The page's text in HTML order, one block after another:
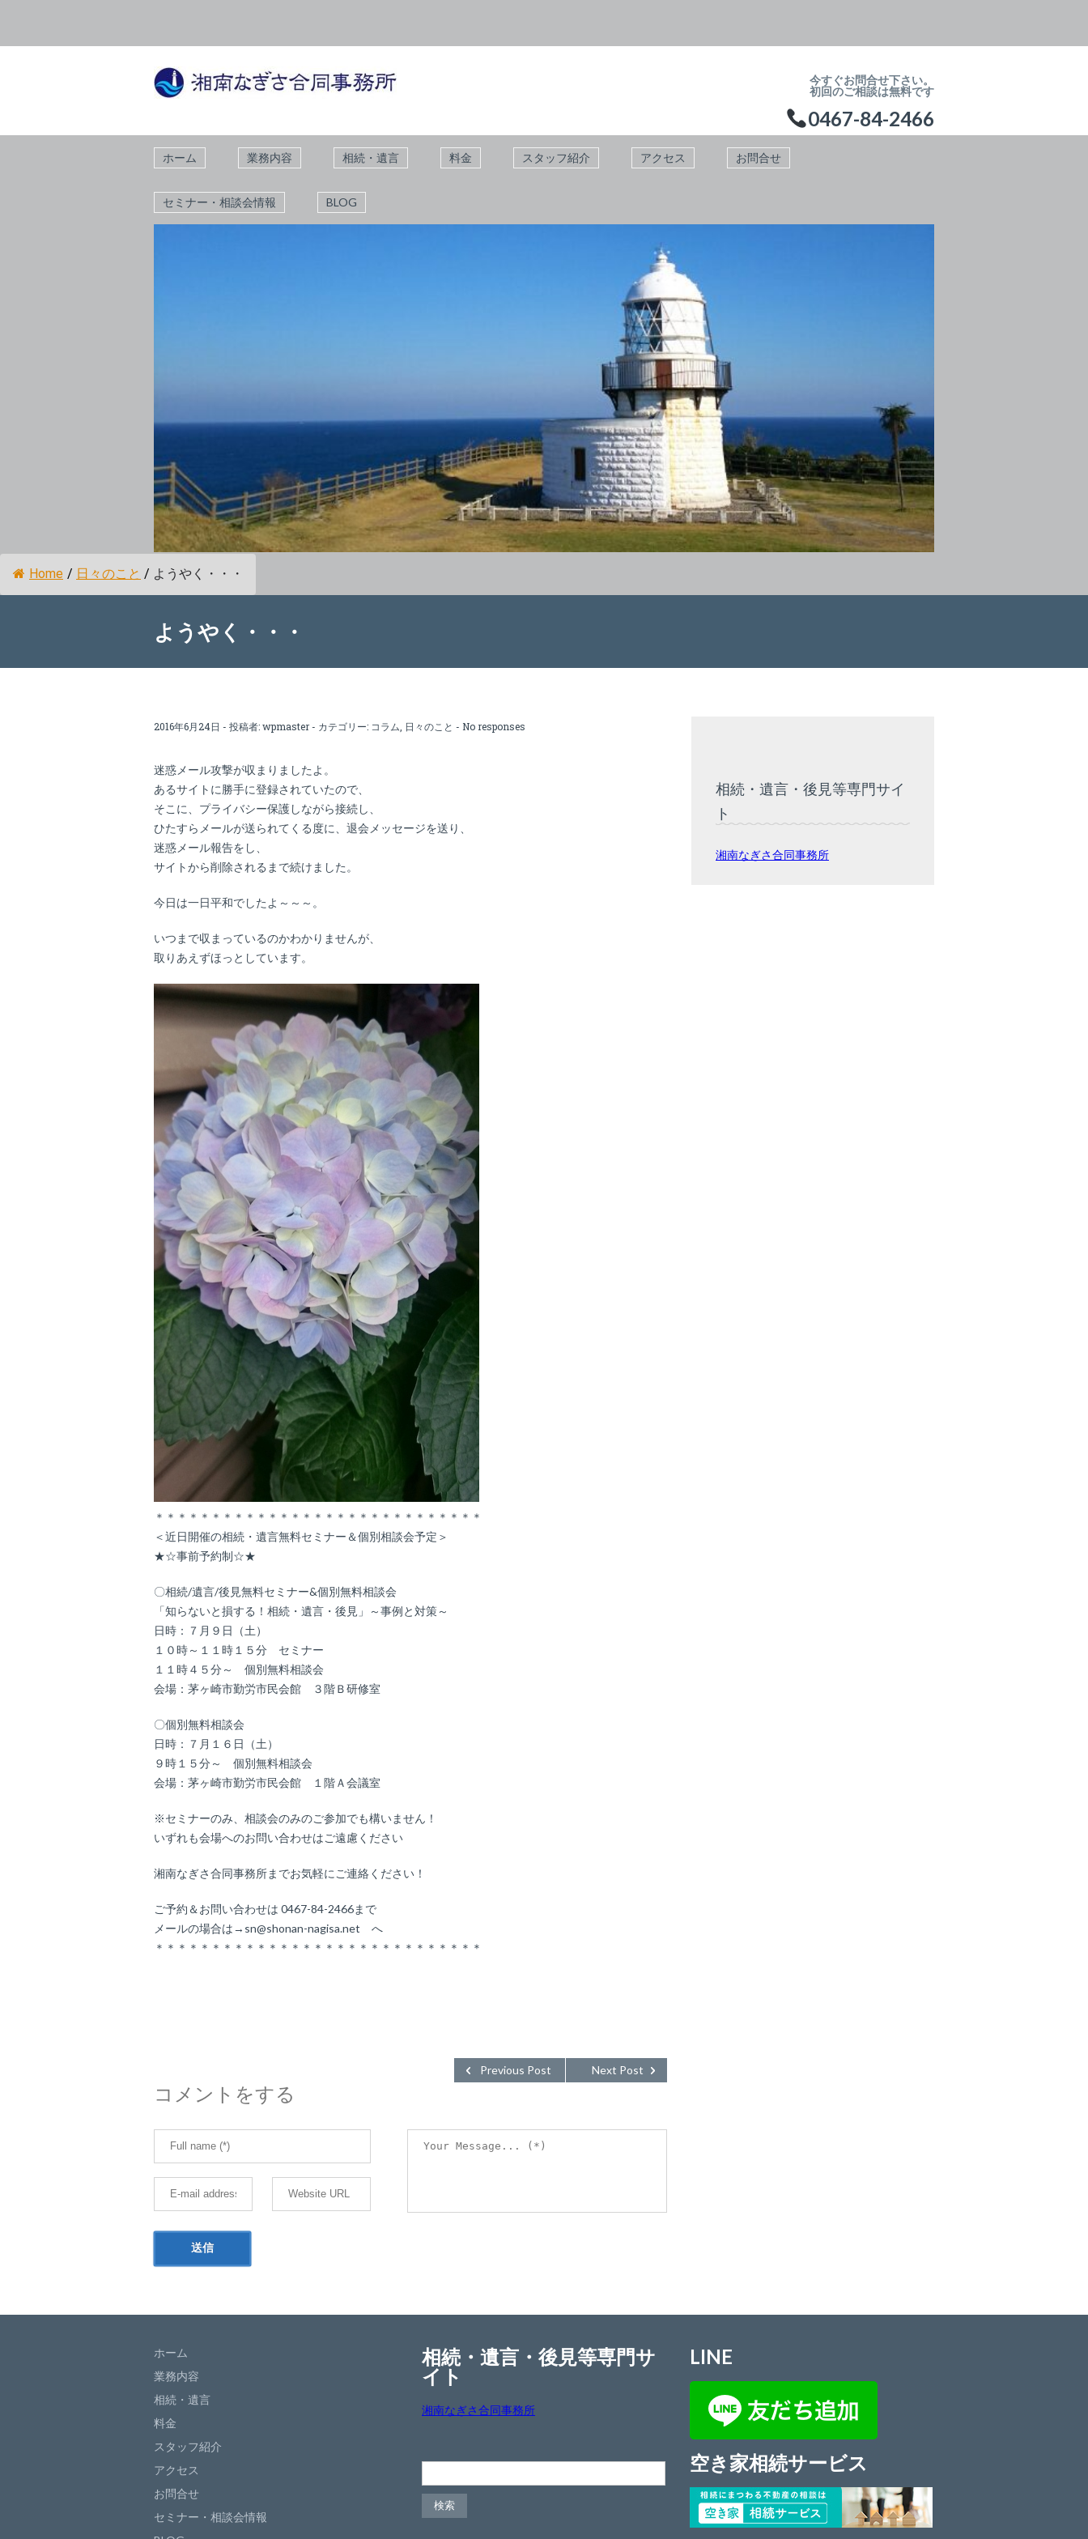
今すぐお問合せ下さい。
初回のご相談は無料です
0467-84-2466
ホーム 業務内容 相続・遺言 料金 スタッフ紹介 アクセス お問合せ
セミナー・相談会情報 BLOG
Home / 日々のこと / ようやく・・・
ようやく・・・
2016年6月24日 - 投稿者:wpmaster - カテゴリー: コラム 日々のこと - No responses
迷惑メール攻撃が収まりましたよ。
あるサイトに勝手に登録されていたので、
そこに、プライバシー保護しながら接続し、
ひたすらメールが送られてくる度に、退会メッセージを送り、
迷惑メール報告をし、
サイトから削除されるまで続けました。
今日は一日平和でしたよ～～～。
いつまで収まっているのかわかりませんが、
取りあえずほっとしています。
＊＊＊＊＊＊＊＊＊＊＊＊＊＊＊＊＊＊＊＊＊＊＊＊＊＊＊＊＊
＜近日開催の相続・遺言無料セミナー＆個別相談会予定＞
★☆事前予約制☆★
〇相続/遺言/後見無料セミナー&個別無料相談会
「知らないと損する！相続・遺言・後見」～事例と対策～
日時：７月９日（土）
１０時～１１時１５分 セミナー
１１時４５分～ 個別無料相談会
会場：茅ヶ崎市勤労市民会館 ３階Ｂ研修室
〇個別無料相談会
日時：７月１６日（土）
９時１５分～ 個別無料相談会
会場：茅ヶ崎市勤労市民会館 １階Ａ会議室
※セミナーのみ、相談会のみのご参加でも構いません！
いずれも会場へのお問い合わせはご遠慮ください
湘南なぎさ合同事務所までお気軽にご連絡ください！
ご予約＆お問い合わせは 0467-84-2466まで
メールの場合は→sn@shonan-nagisa.net へ
＊＊＊＊＊＊＊＊＊＊＊＊＊＊＊＊＊＊＊＊＊＊＊＊＊＊＊＊＊
Next Post
Previous Post
コメントをする
相続・遺言・後見等専門サイ
ト
湘南なぎさ合同事務所
ホーム
業務内容
相続・遺言
料金
スタッフ紹介
アクセス
お問合せ
セミナー・相談会情報
相続・遺言・後見等専門サ
イト
湘南なぎさ合同事務所
LINE
検索: 空き家相続サービス